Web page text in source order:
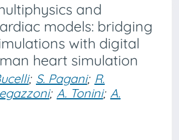
and
models: bridging
with digital
heart simulation
; S. Pagani; R.
; A. Tonini; A.